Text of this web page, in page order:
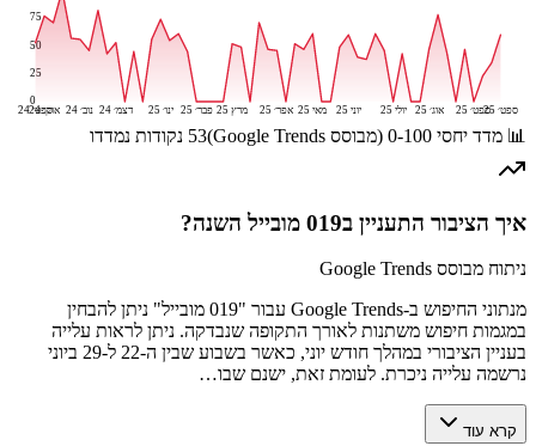
0
25
50
75
ספט׳ 24
אוק׳ 24 נוב׳ 24 דצמ׳ 24 ינו׳ 25 פבר׳ 25 מרץ 25 אפר׳ 25 מאי 25 יוני 25 יולי 25 אוג׳ 25 ספט׳ 25 ספט׳ 25
📊 מדד יחסי 0-100 (מבוסס Google Trends) 53 נקודות נמדדו
איך הציבור התעניין ב019 מובייל השנה?
ניתוח מבוסס Google Trends
מנתוני החיפוש ב-Google Trends עבור "019 מובייל" ניתן להבחין
במגמות חיפוש משתנות לאורך התקופה שנבדקה. ניתן לראות עלייה
בעניין הציבורי במהלך חודש יוני, כאשר בשבוע שבין ה-22 ל-29 ביוני
נרשמה עלייה ניכרת. לעומת זאת, ישנם שבו…
קרא עוד